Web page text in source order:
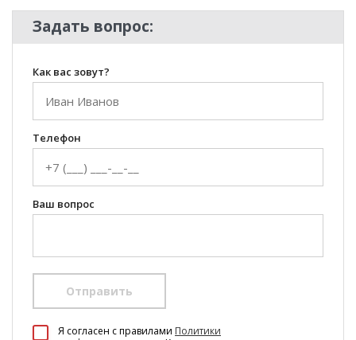
Задать вопрос:
Как вас зовут?
Телефон
Ваш вопрос
Отправить
Я согласен c правилами Политики